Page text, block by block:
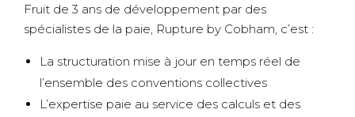
Fruit de 3 ans de développement par des
spécialistes de la paie, Rupture by Cobham, c’est :
La structuration mise à jour en temps réel de
l’ensemble des conventions collectives
L’expertise paie au service des calculs et des